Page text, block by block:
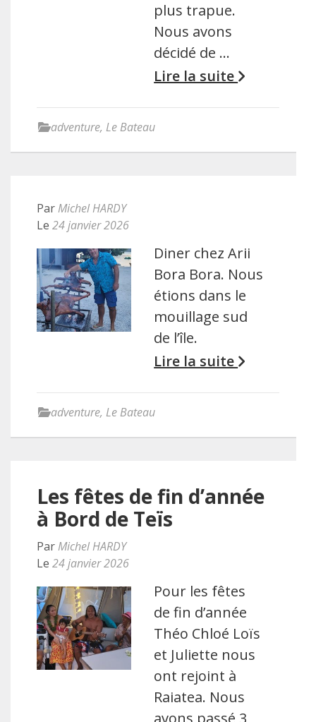
plus trapue.
Nous avons
décidé de …
Lire la suite
adventure, Le Bateau
ParMichel HARDY
Le 24 janvier 2026
Diner chez Arii
Bora Bora. Nous
étions dans le
mouillage sud
de l’île.
Lire la suite
adventure, Le Bateau
Les fêtes de fin d’année
à Bord de Teïs
ParMichel HARDY
Le 24 janvier 2026
Pour les fêtes
de fin d’année
Théo Chloé Loïs
et Juliette nous
ont rejoint à
Raiatea. Nous